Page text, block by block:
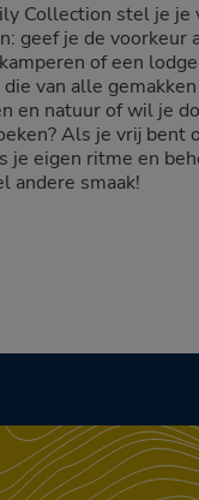
Collection stel je je
geef je de voorkeur
of een
van alle
en natuur of wil je
Als je vrij bent
je eigen ritme en
andere smaak!